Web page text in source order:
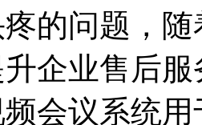
的问题，
企业售后
会议系统